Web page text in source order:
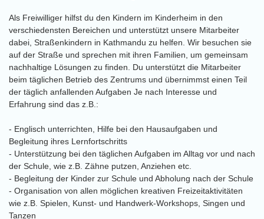
Als Freiwilliger hilfst du den Kindern im Kinderheim in den
verschiedensten Bereichen und unterstützt unsere Mitarbeiter
dabei, Straßenkindern in Kathmandu zu helfen. Wir besuchen sie
auf der Straße und sprechen mit ihren Familien, um gemeinsam
nachhaltige Lösungen zu finden. Du unterstützt die Mitarbeiter
beim täglichen Betrieb des Zentrums und übernimmst einen Teil
der täglich anfallenden Aufgaben Je nach Interesse und
Erfahrung sind das z.B.:
- Englisch unterrichten, Hilfe bei den Hausaufgaben und
Begleitung ihres Lernfortschritts
- Unterstützung bei den täglichen Aufgaben im Alltag vor und nach
der Schule, wie z.B. Zähne putzen, Anziehen etc.
- Begleitung der Kinder zur Schule und Abholung nach der Schule
- Organisation von allen möglichen kreativen Freizeitaktivitäten
wie z.B. Spielen, Kunst- und Handwerk-Workshops, Singen und
Tanzen